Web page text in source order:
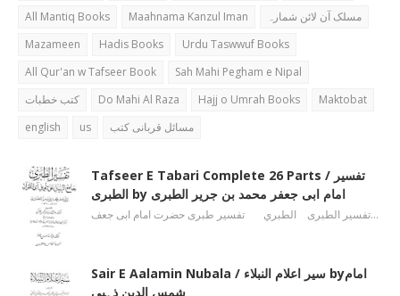
All Mantiq Books
Maahnama Kanzul Iman
مسلک آن لائن شمارہ
Mazameen
Hadis Books
Urdu Taswwuf Books
All Qur'an w Tafseer Book
Sah Mahi Pegham e Nipal
کتب خطبات
Do Mahi Al Raza Hajj o Umrah Books
Maktobat
english
us مسائل قربانی کتب
Tafseer E Tabari Complete 26 Parts / تفسیر
الطبری by امام ابی جعفر محمد بن جریر الطبری
تفسیر الطبری الطبري تفسیر طبری حضرت امام ابی جعف…
Sair E Aalamin Nubala / سیر اعلام النبلاء byامام
شمس الدین ذہبی